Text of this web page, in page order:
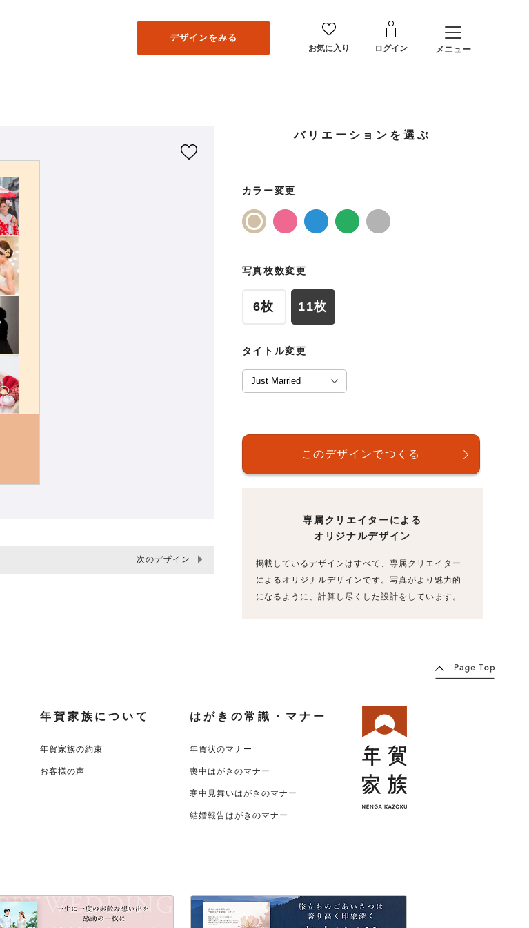
デザインをみる
お気に入り ログイン メニュー
次のデザイン
バリエーションを選ぶ
カラー変更
写真枚数変更
6枚 11枚
タイトル変更
専属クリエイターによる
オリジナルデザイン
掲載しているデザインはすべて、専属クリエイター
によるオリジナルデザインです。写真がより魅力的
になるように、計算し尽くした設計をしています。
年賀家族について
年賀家族の約束
お客様の声
はがきの常識・マナー
年賀状のマナー
喪中はがきのマナー
寒中見舞いはがきのマナー
結婚報告はがきのマナー